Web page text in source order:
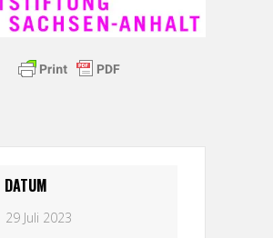
DATUM
29 Juli 2023